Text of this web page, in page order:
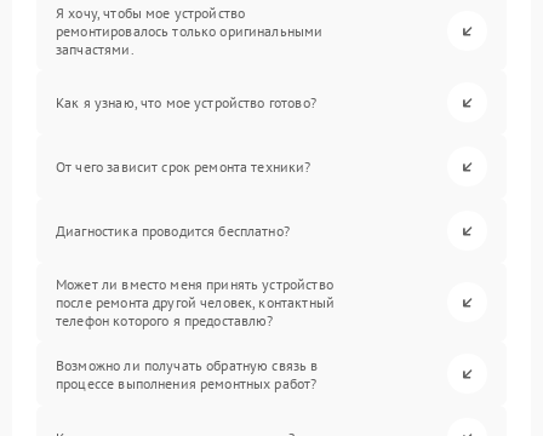
Я хочу, чтобы мое устройство
ремонтировалось только оригинальными
запчастями.
Как я узнаю, что мое устройство готово?
От чего зависит срок ремонта техники?
Диагностика проводится бесплатно?
Может ли вместо меня принять устройство
после ремонта другой человек, контактный
телефон которого я предоставлю?
Возможно ли получать обратную связь в
процессе выполнения ремонтных работ?